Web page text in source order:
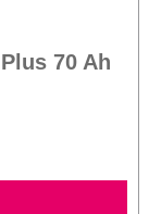
70 Ah